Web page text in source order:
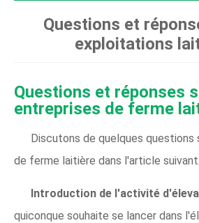
Questions et
exploitations
Questions et réponses
entreprises de ferme
Discutons de quelques questions
de ferme laitière dans l'article suivant.
Introduction de l'activité
quiconque souhaite se lancer dans